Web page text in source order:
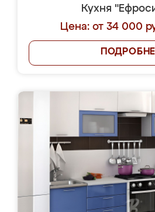
Кухня
Цена: от 34 000